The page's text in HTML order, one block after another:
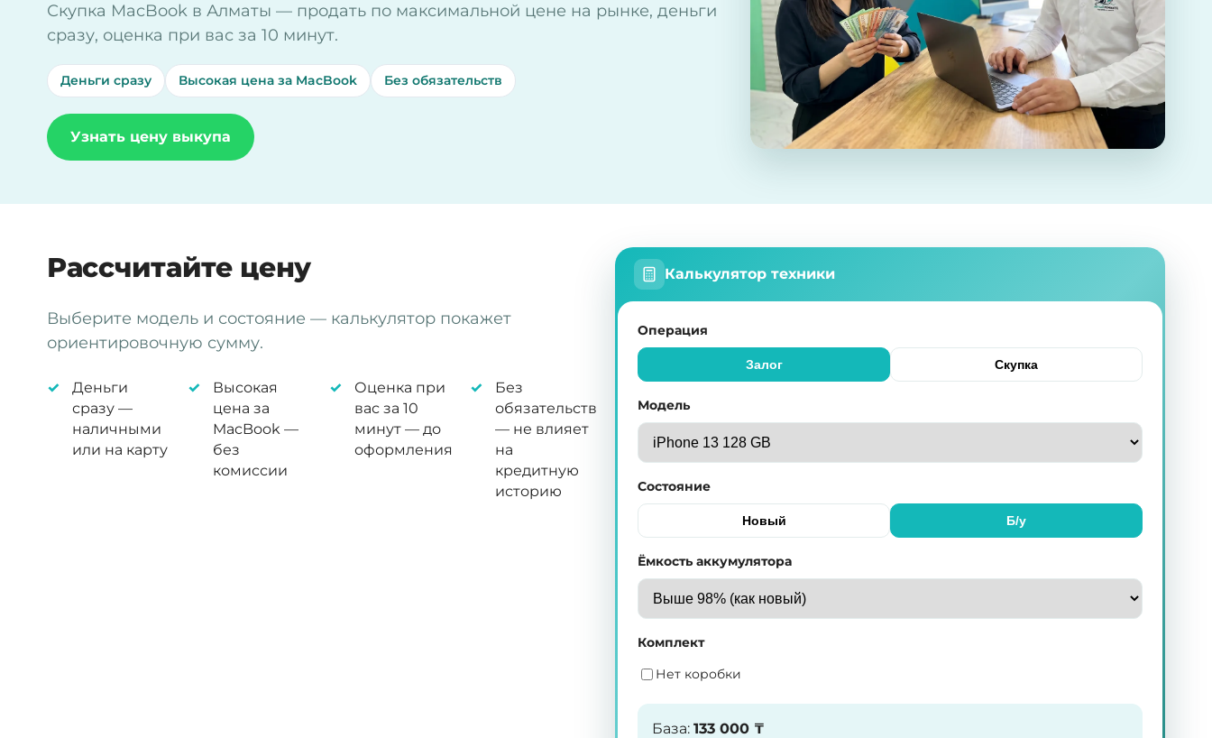
Скупка MacBook в Алматы — продать по максимальной цене на рынке, деньги
сразу, оценка при вас за 10 минут.
Деньги сразу Высокая цена за MacBook Без обязательств
Узнать цену выкупа
Рассчитайте цену
Выберите модель и состояние — калькулятор покажет
ориентировочную сумму.
Деньги
сразу —
наличными
или на карту
Высокая
цена за
MacBook —
без
комиссии
Оценка при
вас за 10
минут — до
оформления
Без
обязательств
— не влияет
на
кредитную
историю
Калькулятор техники
Операция
Залог Скупка
Модель
Состояние
Новый Б/у
Ёмкость аккумулятора
Комплект
Нет коробки
База: 133 000 ₸